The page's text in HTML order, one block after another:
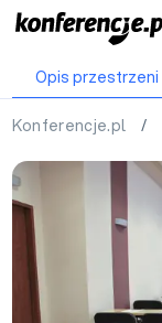
Opis przestrzeni
Konferencje.pl /